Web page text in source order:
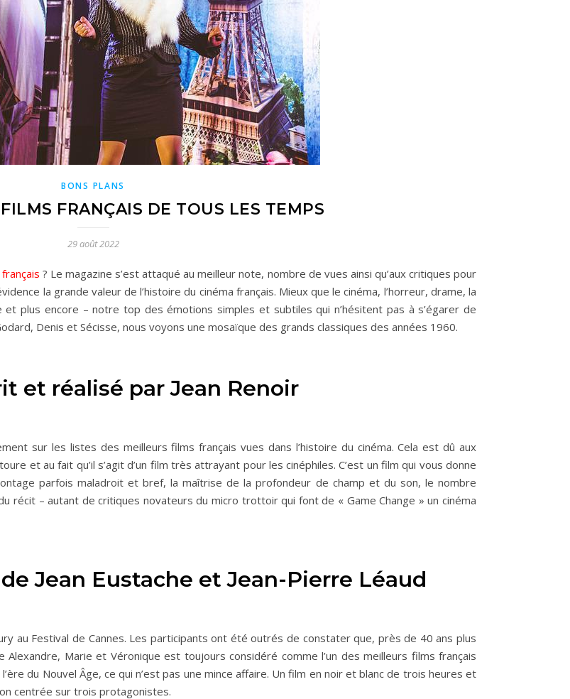
BONS PLANS
FRANÇAIS DE TOUS LES TEMPS
29 août 2022
? Le magazine s’est attaqué au meilleur note, nombre de vues ainsi qu’aux critiques pour
la grande valeur de l’histoire du cinéma français. Mieux que le cinéma, l’horreur, drame, la
et plus encore – notre top des émotions simples et subtiles qui n’hésitent pas à s’égarer de
Denis et Sécisse, nous voyons une mosaïque des grands classiques des années 1960.
et réalisé par Jean Renoir
sur les listes des meilleurs films français vues dans l’histoire du cinéma. Cela est dû aux
et au fait qu’il s’agit d’un film très attrayant pour les cinéphiles. C’est un film qui vous donne
parfois maladroit et bref, la maîtrise de la profondeur de champ et du son, le nombre
récit – autant de critiques novateurs du micro trottoir qui font de « Game Change » un cinéma
Jean Eustache et Jean-Pierre Léaud
au Festival de Cannes. Les participants ont été outrés de constater que, près de 40 ans plus
Marie et Véronique est toujours considéré comme l’un des meilleurs films français
du Nouvel Âge, ce qui n’est pas une mince affaire. Un film en noir et blanc de trois heures et
centrée sur trois protagonistes.